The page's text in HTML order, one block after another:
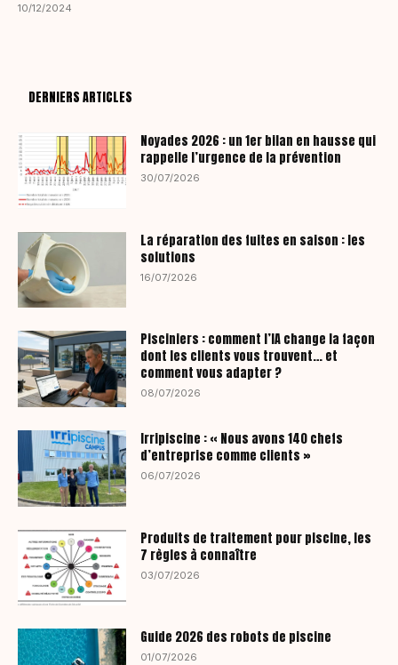
10/12/2024
DERNIERS ARTICLES
Noyades 2026 : un 1er bilan en hausse qui
rappelle l’urgence de la prévention
30/07/2026
La réparation des fuites en saison : les
solutions
16/07/2026
Pisciniers : comment l’IA change la façon
dont les clients vous trouvent… et
comment vous adapter ?
08/07/2026
Irripiscine : « Nous avons 140 chefs
d’entreprise comme clients »
06/07/2026
Produits de traitement pour piscine, les
7 règles à connaître
03/07/2026
Guide 2026 des robots de piscine
01/07/2026